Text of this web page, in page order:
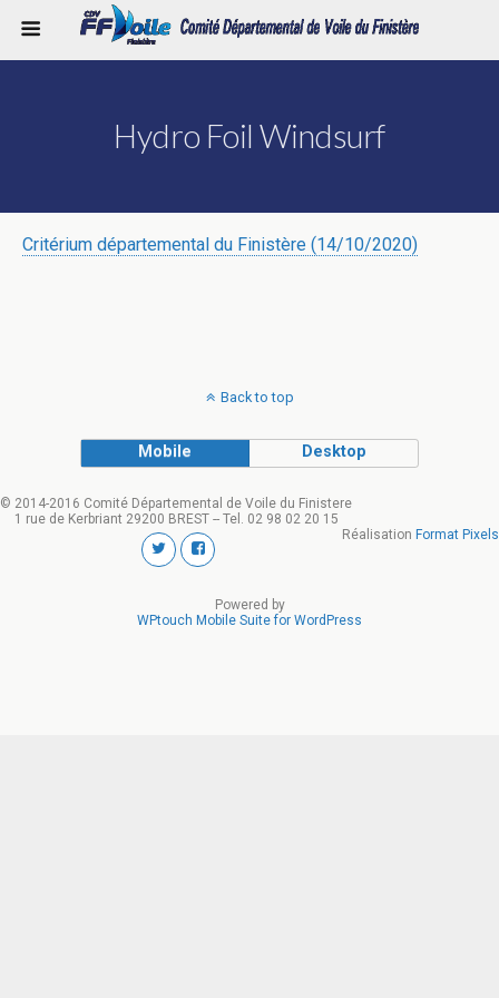
Hydro Foil Windsurf
Critérium départemental du Finistère (14/10/2020)
Back to top
Mobile Desktop
© 2014-2016 Comité Départemental de Voile du Finistere
1 rue de Kerbriant 29200 BREST -- Tel. 02 98 02 20 15
Réalisation Format Pixels
Powered by
WPtouch Mobile Suite for WordPress